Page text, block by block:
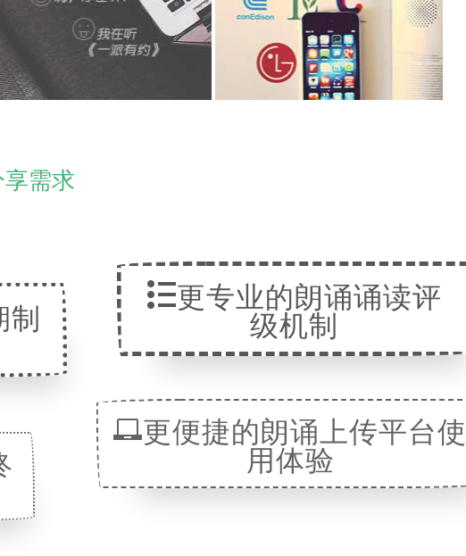
需求
制
更专业的朗诵诵读评
级机制
更便捷的朗诵上传平台
用体验